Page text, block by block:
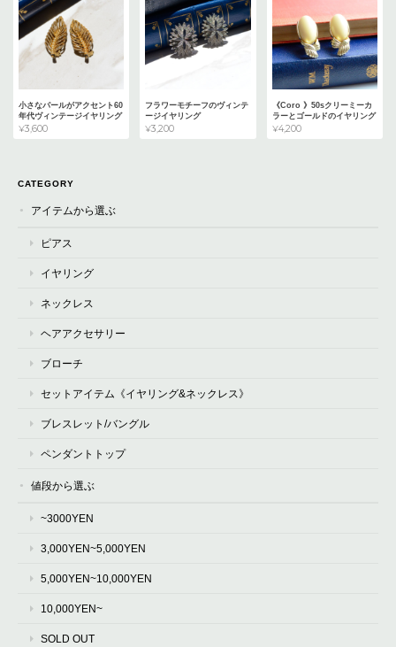
小さなパールがアクセント60
年代ヴィンテージイヤリング
¥3,600
フラワーモチーフのヴィンテ
ージイヤリング
¥3,200
《Coro 》50sクリーミーカ
ラーとゴールドのイヤリング
¥4,200
CATEGORY
アイテムから選ぶ
ピアス
イヤリング
ネックレス
ヘアアクセサリー
ブローチ
セットアイテム《イヤリング&ネックレス》
ブレスレット/バングル
ペンダントトップ
値段から選ぶ
~3000YEN
3,000YEN~5,000YEN
5,000YEN~10,000YEN
10,000YEN~
SOLD OUT